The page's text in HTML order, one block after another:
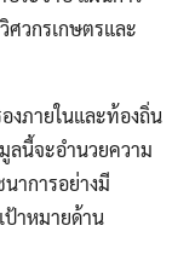
วกรเกษตรและ
งภายในและท้องถิ่น
ลนี้จะอำนวยความ
าการอย่างมี
าหมายด้าน